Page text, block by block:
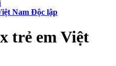
Nam Độc lập
trẻ em Việt